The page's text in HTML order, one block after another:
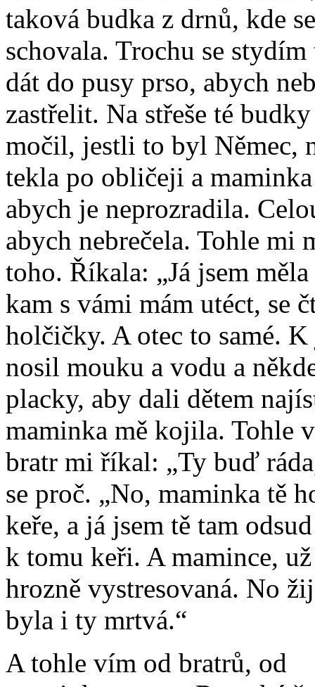
taková budka z drnů, kde
schovala. Trochu se
dát do pusy prso, abych
zastřelit. Na střeše té
močil, jestli to byl Němec,
tekla po obličeji a
abych je neprozradila.
abych nebrečela. Tohle mi
toho. Říkala: „Já jsem
kam s vámi mám utéct, se
holčičky. A otec to samé.
nosil mouku a vodu a
placky, aby dali dětem
maminka mě kojila. Tohle
bratr mi říkal: „Ty buď
se proč. „No, maminka tě
keře, a já jsem tě tam
k tomu keři. A mamince,
hrozně vystresovaná. No
byla i ty mrtvá.“
A tohle vím od bratrů, od